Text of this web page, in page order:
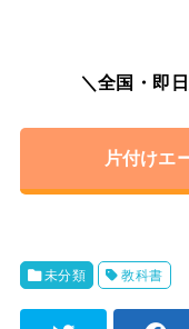
＼全国・即
片付けエ
未分類 教科書